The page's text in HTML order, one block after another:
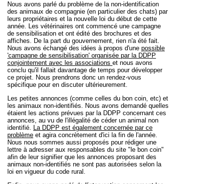
Nous avons parlé du problème de la non-identification
des animaux de compagnie (en particulier des chats) par
leurs propriétaires et la nouvelle loi du début de cette
année. Les vétérinaires ont commencé une campagne
de sensibilisation et ont édité des brochures et des
affiches. De la part du gouvernement, rien n'a été fait.
Nous avons échangé des idées à propos d'une possible
'campagne de sensibilisation' organisée par la DDPP
conjointement avec les associations et nous avons
conclu qu'il fallait davantage de temps pour développer
ce projet. Nous prendrons donc un rendez-vous
spécifique pour en discuter ultérieurement.
Les petites annonces (comme celles du bon coin, etc) et
les animaux non-identifiés. Nous avons demandé quelles
étaient les actions prévues par la DDPP concernant ces
annonces, au vu de l'illégalité de céder un animal non
identifié. La DDPP est également concernée par ce
problème et agira concrètement d'ici la fin de l'année.
Nous nous sommes aussi proposés pour rédiger une
lettre à adresser aux responsables du site "le bon coin"
afin de leur signifier que les annonces proposant des
animaux non-identifiés ne sont pas autorisées selon la
loi en vigueur du code rural.